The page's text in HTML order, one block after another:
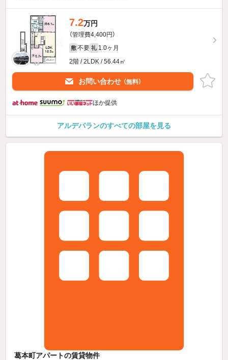
7.2万円
（管理費4,400円）
敷 不要 礼 1.0ヶ月
2階 / 2LDK / 56.44㎡
お問い合わせ （無料）
ほか提供
アルデバランのすべての部屋を見る
葛本町アパートの賃貸物件